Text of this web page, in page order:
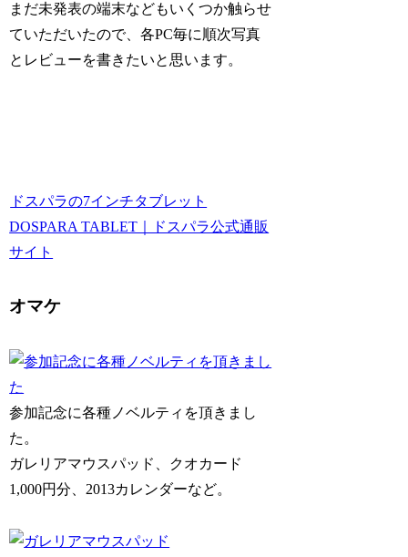
まだ未発表の端末などもいくつか触らせ
ていただいたので、各PC毎に順次写真
とレビューを書きたいと思います。
ドスパラの7インチタブレット
DOSPARA TABLET｜ドスパラ公式通販
サイト
オマケ
参加記念に各種ノベルティを頂きまし
た。
ガレリアマウスパッド、クオカード
1,000円分、2013カレンダーなど。